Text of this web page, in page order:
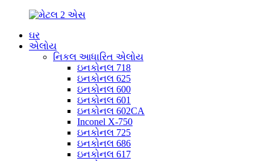
ઘર
એલોય
નિકલ આધારિત એલોય
ઇનકોનલ 718
ઇનકોનલ 625
ઇનકોનલ 600
ઇનકોનલ 601
ઇનકોનલ 602CA
Inconel X-750
ઇનકોનલ 725
ઇનકોનલ 686
ઇનકોનલ 617